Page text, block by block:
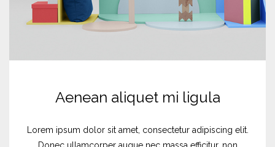
Aenean aliquet mi ligula
Lorem ipsum dolor sit amet, consectetur adipiscing elit.
Donec ullamcorper augue nec massa efficitur, non